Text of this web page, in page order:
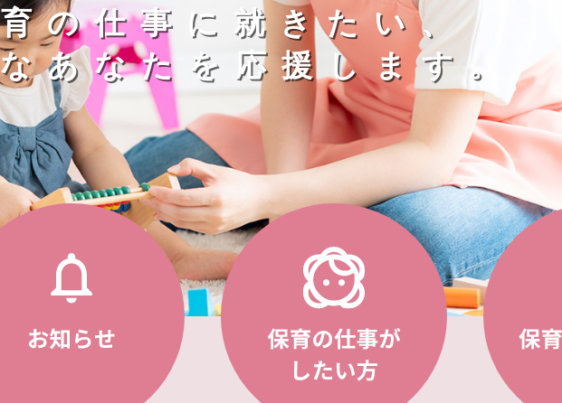
の仕事に就きたい、
あなたを応援します。